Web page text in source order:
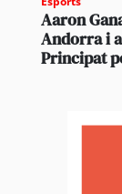
Aaron
Andorra i
Principat